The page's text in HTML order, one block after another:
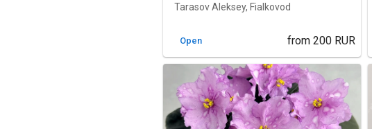
Tarasov Aleksey, Fialkovod
Open from 200 RUR